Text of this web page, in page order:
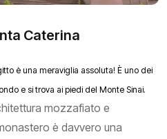
Caterina
è una meraviglia assoluta! È uno dei
e si trova ai piedi del Monte Sinai.
mozzafiato e
è davvero una